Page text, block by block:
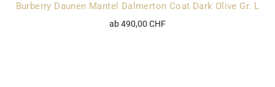
Burberry Daunen Mantel Dalmerton Coat Dark Olive Gr. L
ab 490,00 CHF